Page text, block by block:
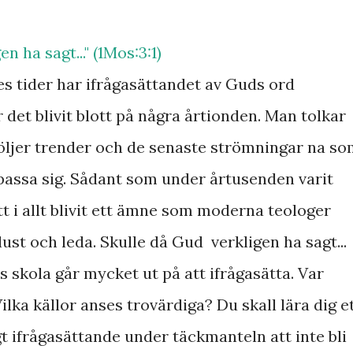
ha sagt..." (1Mos:3:1)
tider har ifrågasättandet av Guds ord
det blivit blott på några årtionden. Man tolkar
trender och de senaste strömningar na
sig. Sådant som under årtusenden varit
i allt blivit ett ämne som moderna teologer
och leda. Skulle då Gud verkligen ha sagt...
skola går mycket ut på att ifrågasätta. Var
källor anses trovärdiga? Du skall lära dig
under täckmanteln att inte bli